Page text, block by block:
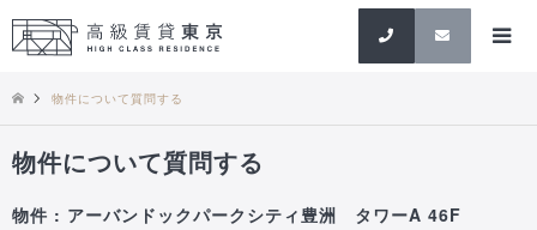
検索
物件について質問する
物件について質問する
物件 : アーバンドックパークシティ豊洲 タワーA 46F